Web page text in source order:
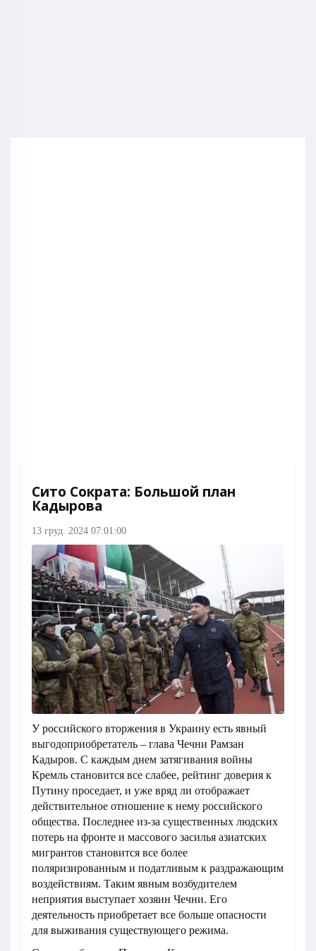
Сито Сократа: Большой план
Кадырова
13 груд. 2024 07:01:00
У российского вторжения в Украину есть явный
выгодоприобретатель – глава Чечни Рамзан
Кадыров. С каждым днем затягивания войны
Кремль становится все слабее, рейтинг доверия к
Путину проседает, и уже вряд ли отображает
действительное отношение к нему российского
общества. Последнее из-за существенных людских
потерь на фронте и массового засилья азиатских
мигрантов становится все более
поляризированным и податливым к раздражающим
воздействиям. Таким явным возбудителем
неприятия выступает хозяин Чечни. Его
деятельность приобретает все больше опасности
для выживания существующего режима.